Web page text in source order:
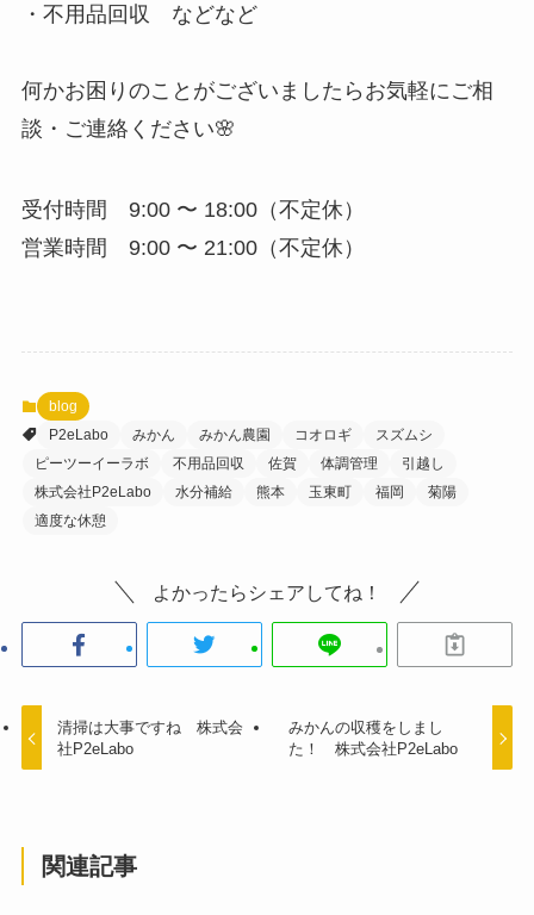
・不用品回収 などなど
何かお困りのことがございましたらお気軽にご相
談・ご連絡ください🌸
受付時間 9:00 〜 18:00（不定休）
営業時間 9:00 〜 21:00（不定休）
blog
P2eLabo
みかん みかん農園 コオロギ
スズムシ
ピーツーイーラボ
不用品回収 佐賀 体調管理
引越し
株式会社P2eLabo
水分補給 熊本 玉東町 福岡
菊陽
適度な休憩
よかったらシェアしてね！
清掃は大事ですね 株式会
社P2eLabo
みかんの収穫をしまし
た！ 株式会社P2eLabo
関連記事